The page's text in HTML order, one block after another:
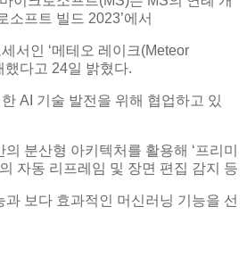
소프트 빌드 2023’에서
서인 ‘메테오 레이크(Meteor
했다고 24일 밝혔다.
AI 기술 발전을 위해 협업하고 있
분산형 아키텍처를 활용해 ‘프리미
자동 리프레임 및 장면 편집 감지 등
보다 효과적인 머신러닝 기능을 선